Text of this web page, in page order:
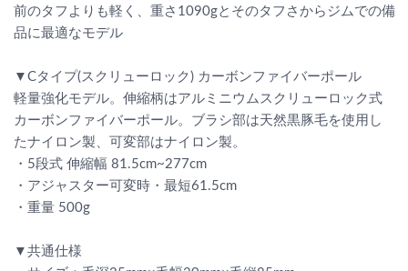
前のタフよりも軽く、重さ1090gとそのタフさからジムでの備
品に最適なモデル
▼Cタイプ(スクリューロック) カーボンファイバーポール
軽量強化モデル。伸縮柄はアルミニウムスクリューロック式
カーボンファイバーポール。ブラシ部は天然黒豚毛を使用し
たナイロン製、可変部はナイロン製。
・5段式 伸縮幅 81.5cm~277cm
・アジャスター可変時・最短61.5cm
・重量 500g
▼共通仕様